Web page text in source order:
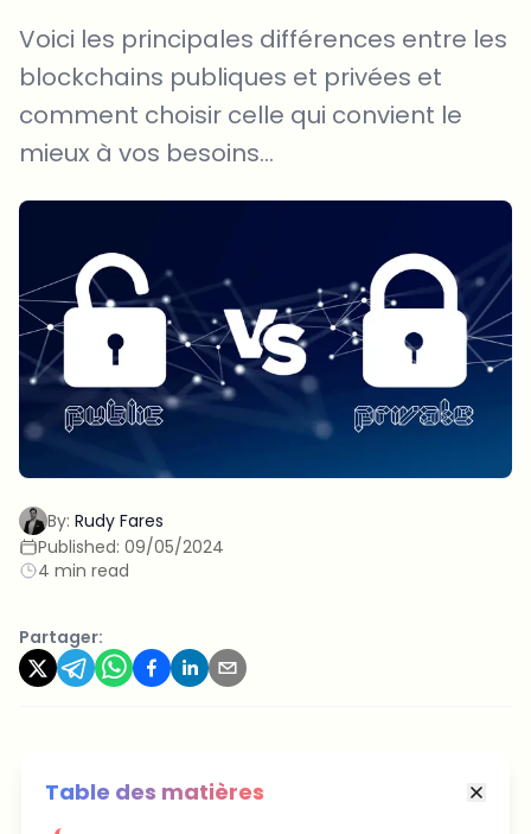
Voici les principales différences entre les
blockchains publiques et privées et
comment choisir celle qui convient le
mieux à vos besoins...
By: Rudy Fares
Published: 09/05/2024
4 min read
Partager:
Table des matières